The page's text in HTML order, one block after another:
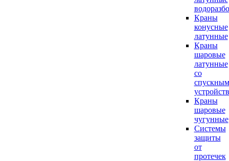
Краны
конусные
латунные
Краны
шаровые
латунные
со
спускным
Краны
шаровые
чугунные
Системы
защиты
от
протечек